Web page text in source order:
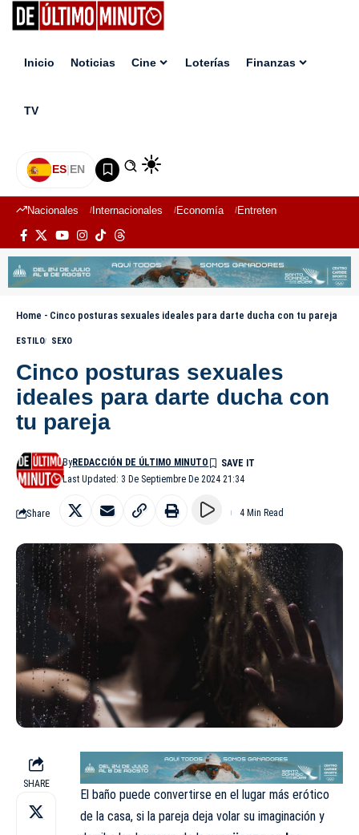
Inicio Noticias Cine Loterías Finanzas
TV
ES|EN
Nacionales Internacionales Economía Entretenimiento
Home - Cinco posturas sexuales ideales para darte ducha con tu pareja
ESTILO SEXO
Cinco posturas sexuales
ideales para darte ducha con
tu pareja
Last Updated: 3 De Septiembre De 2024 21:34
ByREDACCIÓN DE ÚLTIMO MINUTO
Share 4 Min Read
SHARE
El baño puede convertirse en el lugar más erótico
de la casa, si la pareja deja volar su imaginación y